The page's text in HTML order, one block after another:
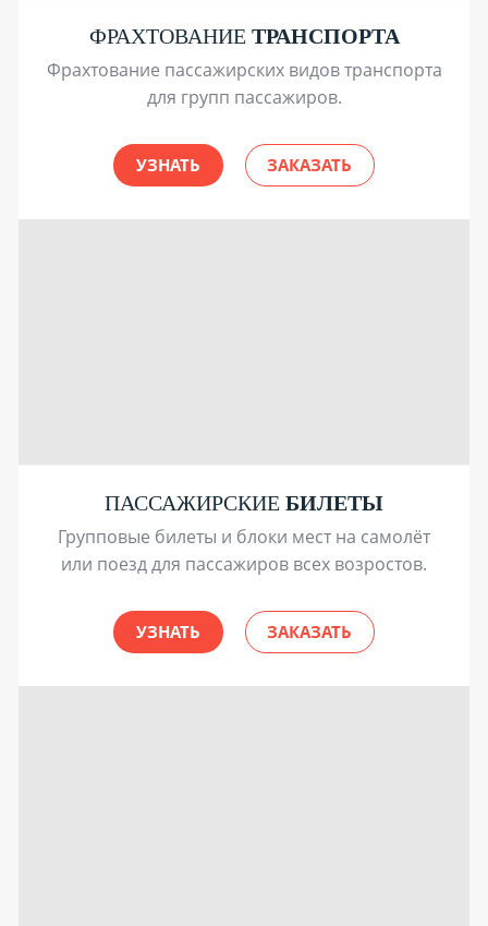
ФРАХТОВАНИЕ ТРАНСПОРТА
Фрахтование пассажирских видов транспорта
для групп пассажиров.
УЗНАТЬ ЗАКАЗАТЬ
ПАССАЖИРСКИЕ БИЛЕТЫ
Групповые билеты и блоки мест на самолёт
или поезд для пассажиров всех возростов.
УЗНАТЬ ЗАКАЗАТЬ